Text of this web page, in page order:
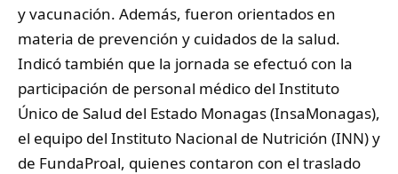
y vacunación. Además, fueron orientados en
materia de prevención y cuidados de la salud.
Indicó también que la jornada se efectuó con la
participación de personal médico del Instituto
Único de Salud del Estado Monagas (InsaMonagas),
el equipo del Instituto Nacional de Nutrición (INN) y
de FundaProal, quienes contaron con el traslado